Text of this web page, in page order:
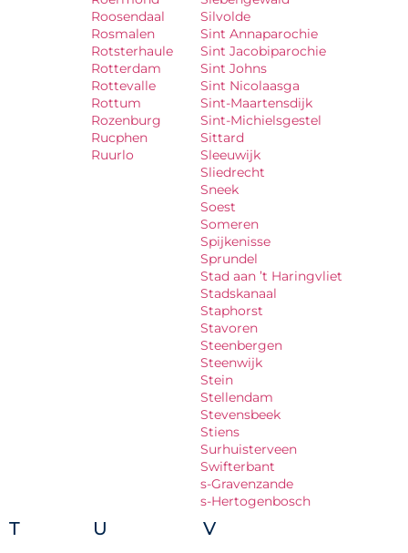
Roosendaal
Rosmalen
Rotsterhaule
Rotterdam
Rottevalle
Rottum
Rozenburg
Rucphen
Ruurlo
Silvolde
Sint Annaparochie
Sint Jacobiparochie
Sint Johns
Sint Nicolaasga
Sint-Maartensdijk
Sint-Michielsgestel
Sittard
Sleeuwijk
Sliedrecht
Sneek
Soest
Someren
Spijkenisse
Sprundel
Stad aan ’t Haringvliet
Stadskanaal
Staphorst
Stavoren
Steenbergen
Steenwijk
Stein
Stellendam
Stevensbeek
Stiens
Surhuisterveen
Swifterbant
s-Gravenzande
s-Hertogenbosch
T U V